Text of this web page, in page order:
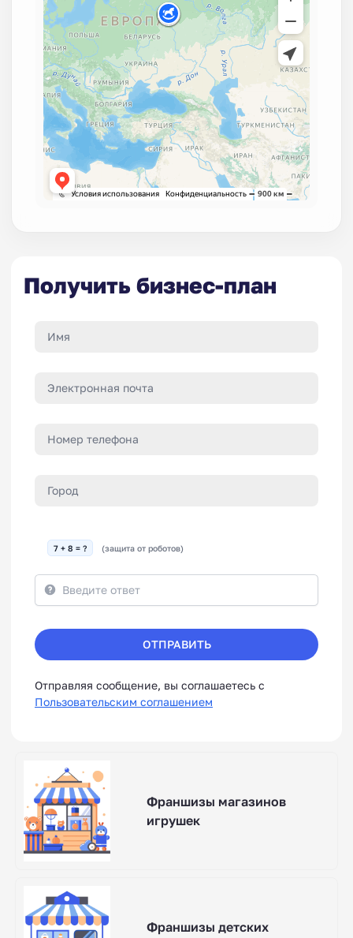
Получить бизнес-план
7 + 8 = ? (защита от роботов)
ОТПРАВИТЬ
Отправляя сообщение, вы соглашаетесь с
Пользовательским соглашением
Франшизы магазинов
игрушек
Франшизы детских